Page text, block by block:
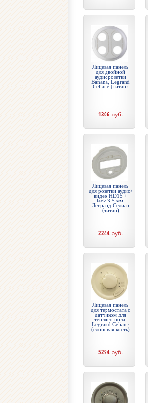
Лицевая панель
для двойной
аудиорозетки
Banana, Legrand
Celiane (титан)
1306 руб.
Лицевая панель
для розетки аудио/
видео HD15 +
Jack 3,5 мм,
Легранд Селиан
(титан)
2244 руб.
Лицевая панель
для термостата с
датчиком для
теплого пола,
Legrand Celiane
(слоновая кость)
5294 руб.